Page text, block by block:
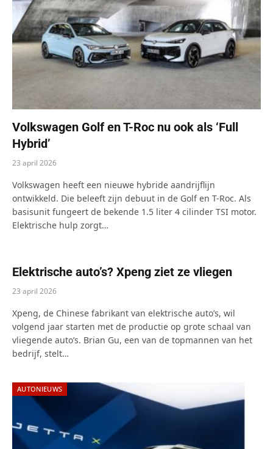
Volkswagen Golf en T-Roc nu ook als ‘Full
Hybrid’
23 april 2026
Volkswagen heeft een nieuwe hybride aandrijflijn
ontwikkeld. Die beleeft zijn debuut in de Golf en T-Roc. Als
basisunit fungeert de bekende 1.5 liter 4 cilinder TSI motor.
Elektrische hulp zorgt…
Elektrische auto’s? Xpeng ziet ze vliegen
23 april 2026
Xpeng, de Chinese fabrikant van elektrische auto’s, wil
volgend jaar starten met de productie op grote schaal van
vliegende auto’s. Brian Gu, een van de topmannen van het
bedrijf, stelt…
AUTONIEUWS